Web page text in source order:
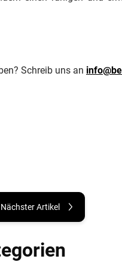
Schreib uns an
Nächster Artikel